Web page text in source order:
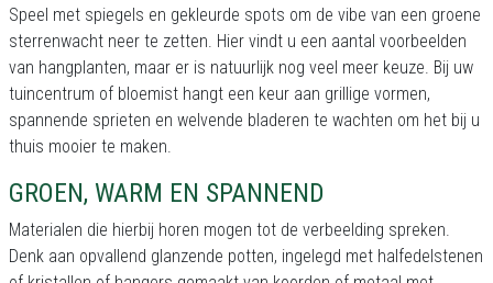
Speel met spiegels en gekleurde spots om de vibe van een groene
sterrenwacht neer te zetten. Hier vindt u een aantal voorbeelden
van hangplanten, maar er is natuurlijk nog veel meer keuze. Bij uw
tuincentrum of bloemist hangt een keur aan grillige vormen,
spannende sprieten en welvende bladeren te wachten om het bij u
thuis mooier te maken.
GROEN, WARM EN SPANNEND
Materialen die hierbij horen mogen tot de verbeelding spreken.
Denk aan opvallend glanzende potten, ingelegd met halfedelstenen